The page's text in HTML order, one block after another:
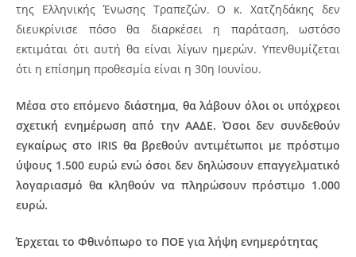
της Ελληνικής Ένωσης Τραπεζών. Ο κ. Χατζηδάκης δεν
διευκρίνισε πόσο θα διαρκέσει η παράταση, ωστόσο
εκτιμάται ότι αυτή θα είναι λίγων ημερών. Υπενθυμίζεται
ότι η επίσημη προθεσμία είναι η 30η Ιουνίου.
Μέσα στο επόμενο διάστημα, θα λάβουν όλοι οι υπόχρεοι
σχετική ενημέρωση από την ΑΑΔΕ. Όσοι δεν συνδεθούν
εγκαίρως στο IRIS θα βρεθούν αντιμέτωποι με πρόστιμο
ύψους 1.500 ευρώ ενώ όσοι δεν δηλώσουν επαγγελματικό
λογαριασμό θα κληθούν να πληρώσουν πρόστιμο 1.000
ευρώ.
Έρχεται το Φθινόπωρο το ΠΟΕ για λήψη ενημερότητας